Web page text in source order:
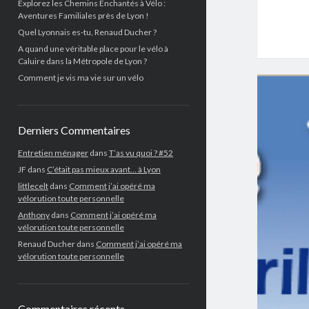
Explorez les Chemins Enchantés à Vélo :
Aventures Familiales près de Lyon !
Quel Lyonnais es-tu, Renaud Ducher ?
A quand une véritable place pour le vélo à
Caluire dans la Métropole de Lyon ?
Comment je vis ma vie sur un vélo
Derniers Commentaires
Entretien ménagerdans T’as vu quoi ? #52
JF dans C’était pas mieux avant… à Lyon
littleceltdans Comment j’ai opéré ma
vélorution toute personnelle
Anthonydans Comment j’ai opéré ma
vélorution toute personnelle
Renaud Ducherdans Comment j’ai opéré ma
vélorution toute personnelle